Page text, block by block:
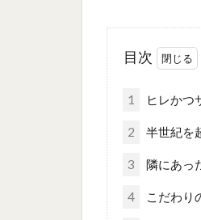
目次
1 ヒレかつ
2 半世紀を
3 隣にあっ
4 こだわり